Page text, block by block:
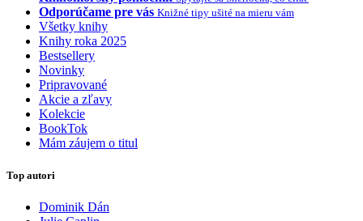
Odporúčame pre vás Knižné tipy ušité na mieru vám
Všetky knihy
Knihy roka 2025
Bestsellery
Novinky
Pripravované
Akcie a zľavy
Kolekcie
BookTok
Mám záujem o titul
Top autori
Dominik Dán